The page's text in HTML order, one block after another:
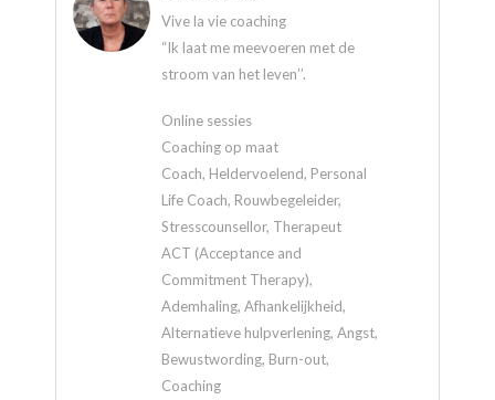
Vive la vie coaching
“Ik laat me meevoeren met de
stroom van het leven’’.
Online sessies
Coaching op maat
Coach, Heldervoelend, Personal
Life Coach, Rouwbegeleider,
Stresscounsellor, Therapeut
ACT (Acceptance and
Commitment Therapy),
Ademhaling, Afhankelijkheid,
Alternatieve hulpverlening, Angst,
Bewustwording, Burn-out,
Coaching